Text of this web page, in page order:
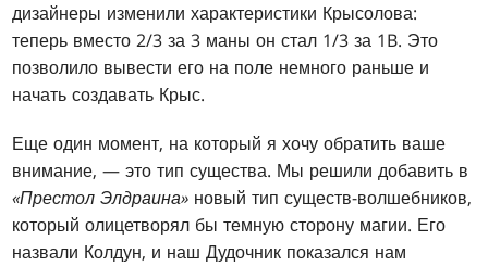
дизайнеры изменили характеристики Крысолова:
теперь вместо 2/3 за 3 маны он стал 1/3 за 1B. Это
позволило вывести его на поле немного раньше и
начать создавать Крыс.
Еще один момент, на который я хочу обратить ваше
внимание, — это тип существа. Мы решили добавить в
«Престол Элдраина» новый тип существ-волшебников,
который олицетворял бы темную сторону магии. Его
назвали Колдун, и наш Дудочник показался нам